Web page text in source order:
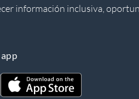
información inclusiva,